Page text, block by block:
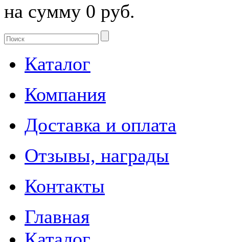
на сумму 0 руб.
Каталог
Компания
Доставка и оплата
Отзывы, награды
Контакты
Главная